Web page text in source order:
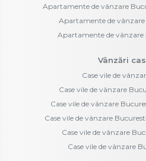
Apartamente de vânzare
Apartamente de
Apartamente de vânzare
Vânzări
Case vile de
Case vile de vânzare
Case vile de vânzare
Case vile de vânzare
Case vile de vânzare
Case vile de vânzare